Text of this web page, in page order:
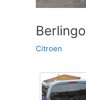
Citroen